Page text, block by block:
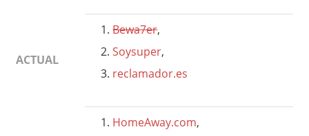
ACTUAL
Bewa7er,
Soysuper,
reclamador.es
HomeAway.com,